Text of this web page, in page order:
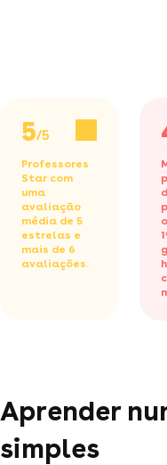
5/5
Professores
Star com
uma
avaliação
média de 5
estrelas e
mais de 6
avaliações.
Aprender
simples